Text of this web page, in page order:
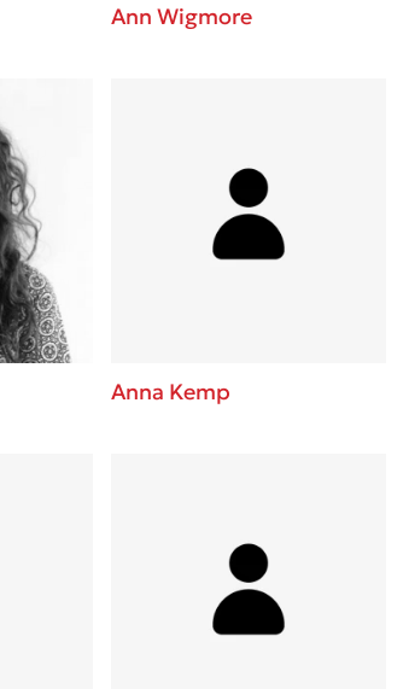
Ann Wigmore
Anna Kemp